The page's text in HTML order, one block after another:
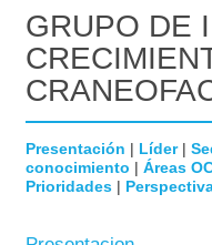
GRUPO DE
Presentación | Líder|
conocimiento | Áreas
Prioridades |